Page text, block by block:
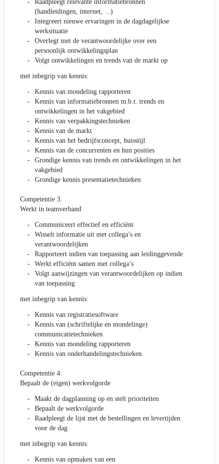
Raadpleegt relevante informatiebronnen
(handleidingen, internet, ...)
Integreert nieuwe ervaringen in de dagdagelijkse
werksituatie
Overlegt met de verantwoordelijke over een
persoonlijk ontwikkelingsplan
Volgt ontwikkelingen en trends van de markt op
met inbegrip van kennis:
Kennis van mondeling rapporteren
Kennis van informatiebronnen m.b.t. trends en
ontwikkelingen in het vakgebied
Kennis van verpakkingstechnieken
Kennis van de markt
Kennis van het bedrijfsconcept, huisstijl
Kennis van de concurrenten en hun posities
Grondige kennis van trends en ontwikkelingen in het
vakgebied
Grondige kennis presentatietechnieken
Competentie 3:
Werkt in teamverband
Communiceert effectief en efficiënt
Wisselt informatie uit met collega’s en
verantwoordelijken
Rapporteert indien van toepassing aan leidinggevende
Werkt efficiënt samen met collega’s
Volgt aanwijzingen van verantwoordelijken op indien
van toepassing
met inbegrip van kennis:
Kennis van registratiesoftware
Kennis van (schriftelijke en mondelinge)
communicatietechnieken
Kennis van mondeling rapporteren
Kennis van onderhandelingstechnieken
Competentie 4:
Bepaalt de (eigen) werkvolgorde
Maakt de dagplanning op en stelt prioriteiten
Bepaalt de werkvolgorde
Raadpleegt de lijst met de bestellingen en levertijden
voor de dag
met inbegrip van kennis:
Kennis van opmaken van een